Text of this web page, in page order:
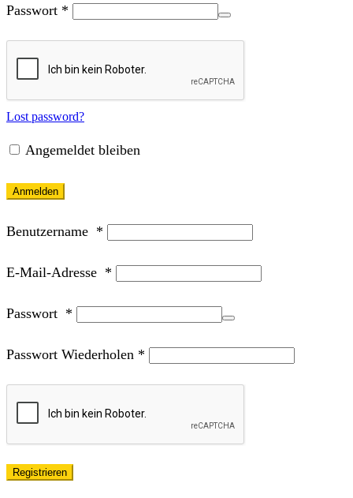
Passwort *
Lost password?
Angemeldet bleiben
Anmelden
Benutzername *
E-Mail-Adresse *
Passwort *
Passwort Wiederholen *
Registrieren